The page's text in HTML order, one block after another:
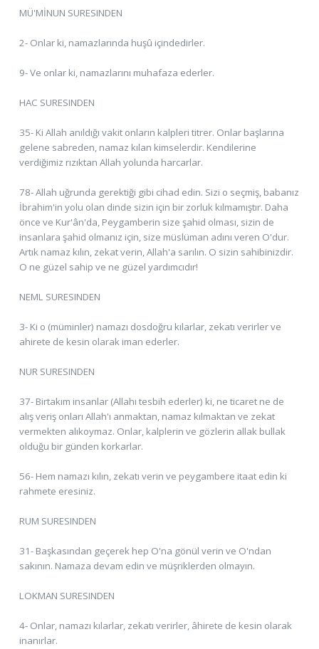
MÜ'MİNUN SURESINDEN
2- Onlar ki, namazlarında huşû içindedirler.
9- Ve onlar ki, namazlarını muhafaza ederler.
HAC SURESINDEN
35- Ki Allah anıldığı vakit onların kalpleri titrer. Onlar başlarına
gelene sabreden, namaz kılan kimselerdir. Kendilerine
verdiğimiz rızıktan Allah yolunda harcarlar.
78- Allah uğrunda gerektiği gibi cihad edin. Sizi o seçmiş, babanız
İbrahim'in yolu olan dinde sizin için bir zorluk kılmamıştır. Daha
önce ve Kur'ân'da, Peygamberin size şahid olması, sizin de
insanlara şahid olmanız için, size müslüman adını veren O'dur.
Artık namaz kılın, zekat verin, Allah'a sarılın. O sizin sahibinizdir.
O ne güzel sahip ve ne güzel yardımcıdır!
NEML SURESINDEN
3- Ki o (müminler) namazı dosdoğru kılarlar, zekatı verirler ve
ahirete de kesin olarak iman ederler.
NUR SURESINDEN
37- Birtakım insanlar (Allahı tesbih ederler) ki, ne ticaret ne de
alış veriş onları Allah'ı anmaktan, namaz kılmaktan ve zekat
vermekten alıkoymaz. Onlar, kalplerin ve gözlerin allak bullak
olduğu bir günden korkarlar.
56- Hem namazı kılın, zekatı verin ve peygambere itaat edin ki
rahmete eresiniz.
RUM SURESINDEN
31- Başkasından geçerek hep O'na gönül verin ve O'ndan
sakının. Namaza devam edin ve müşriklerden olmayın.
LOKMAN SURESINDEN
4- Onlar, namazı kılarlar, zekatı verirler, âhirete de kesin olarak
inanırlar.